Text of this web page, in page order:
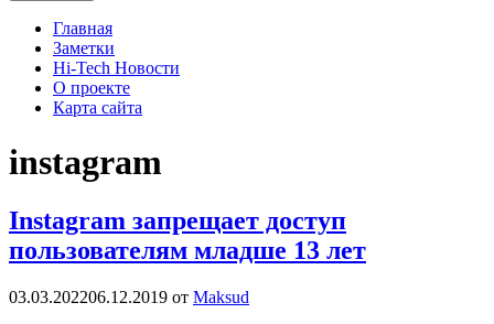
Главная
Заметки
Hi-Tech Новости
О проекте
Карта сайта
instagram
Instagram запрещает доступ
пользователям младше 13 лет
03.03.202206.12.2019 от Maksud